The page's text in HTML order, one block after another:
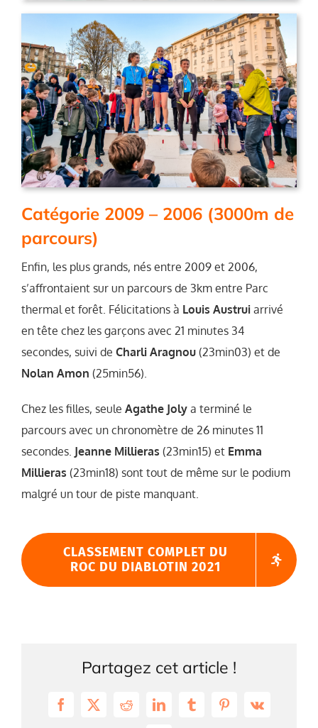
Catégorie 2009 – 2006 (3000m de
parcours)
Enfin, les plus grands, nés entre 2009 et 2006,
s’affrontaient sur un parcours de 3km entre Parc
thermal et forêt. Félicitations à Louis Austrui arrivé
en tête chez les garçons avec 21 minutes 34
secondes, suivi de Charli Aragnou (23min03) et de
Nolan Amon (25min56).
Chez les filles, seule Agathe Joly a terminé le
parcours avec un chronomètre de 26 minutes 11
secondes. Jeanne Millieras (23min15) et Emma
Millieras (23min18) sont tout de même sur le podium
malgré un tour de piste manquant.
CLASSEMENT COMPLET DU
ROC DU DIABLOTIN 2021
Partagez cet article !
Facebook
X RedditLinkedInTumblrPinterest
Vk